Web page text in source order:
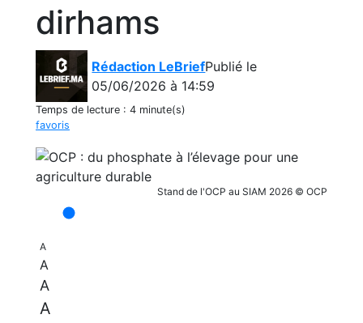
dirhams
Rédaction LeBriefPublié le
05/06/2026 à 14:59
Temps de lecture : 4 minute(s)
favoris
Stand de l'OCP au SIAM 2026 © OCP
A
A
A
A